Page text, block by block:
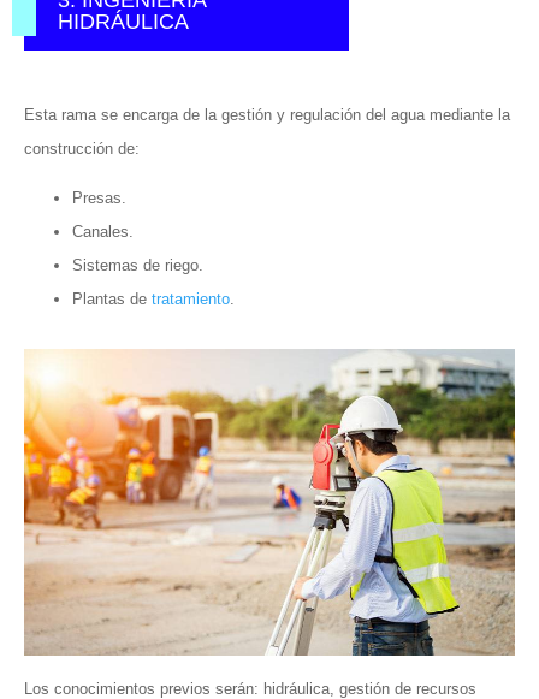
HIDRÁULICA
Esta rama se encarga de la gestión y regulación del agua mediante la
construcción de:
Presas.
Canales.
Sistemas de riego.
Plantas de tratamiento
Los conocimientos previos serán: hidráulica, gestión de recursos